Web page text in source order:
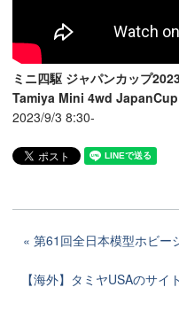
ミニ四駆 ジャパンカップ
Tamiya Mini 4wd
2023/9/3 8:30-
第61回全日本模型ホビー
【海外】タミヤUSAのサ